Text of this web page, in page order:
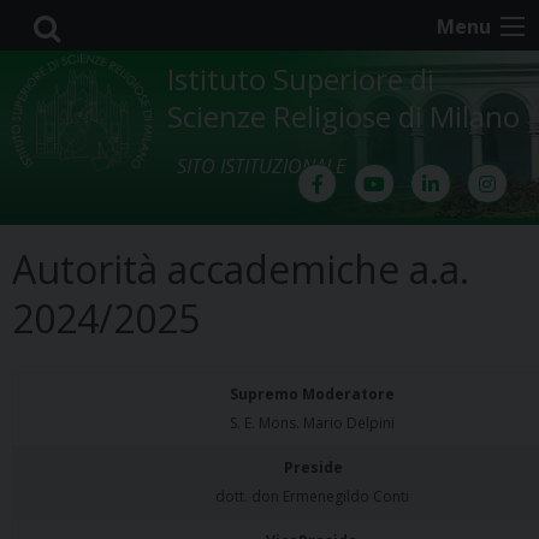
Skip
content
Menu
Istituto Superiore di
Scienze Religiose di Milano
SITO ISTITUZIONALE
Autorità accademiche a.a.
2024/2025
Supremo Moderatore
S. E. Mons. Mario Delpini
Preside
dott. don Ermenegildo Conti